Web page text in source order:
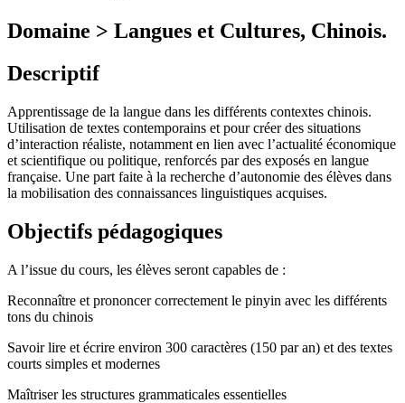
Domaine > Langues et Cultures, Chinois.
Descriptif
Apprentissage de la langue dans les différents contextes chinois.
Utilisation de textes contemporains et pour créer des situations
d’interaction réaliste, notamment en lien avec l’actualité économique
et scientifique ou politique, renforcés par des exposés en langue
française. Une part faite à la recherche d’autonomie des élèves dans
la mobilisation des connaissances linguistiques acquises.
Objectifs pédagogiques
A l’issue du cours, les élèves seront capables de :
Reconnaître et prononcer correctement le pinyin avec les différents
tons du chinois
Savoir lire et écrire environ 300 caractères (150 par an) et des textes
courts simples et modernes
Maîtriser les structures grammaticales essentielles